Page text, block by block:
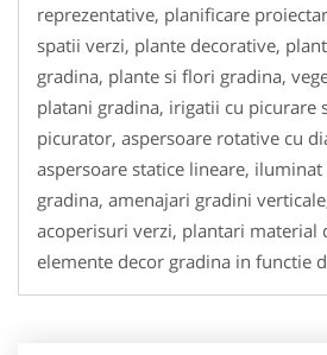
reprezentative, planificare
spatii verzi, plante decorative,
gradina, plante si flori gradina,
platani gradina, irigatii cu picurare
picurator, aspersoare rotative cu
aspersoare statice lineare,
gradina, amenajari gradini
acoperisuri verzi, plantari material
elemente decor gradina in functie